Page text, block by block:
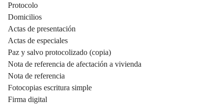
Protocolo
Domicilios
Actas de presentación
Actas de especiales
Paz y salvo protocolizado (copia)
Nota de referencia de afectación a vivienda
Nota de referencia
Fotocopias escritura simple
Firma digital